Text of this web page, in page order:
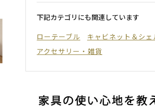
下記カテゴリにも関連しています
ローテーブル
キャビネット＆シェ
アクセサリー・雑貨